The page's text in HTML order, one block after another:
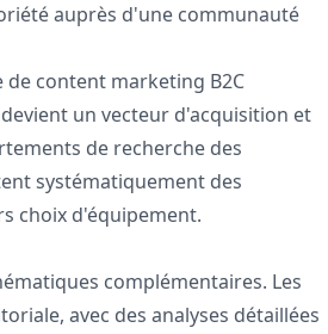
auprès d'une communauté
content marketing B2C
un vecteur d'acquisition et
de recherche des
systématiquement des
choix d'équipement.
complémentaires. Les
avec des analyses détaillées